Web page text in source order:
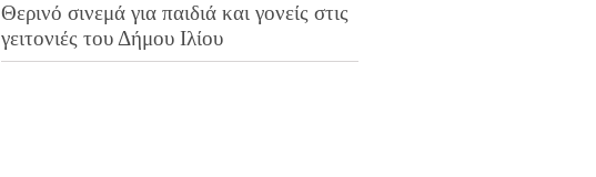
Θερινό σινεμά για παιδιά και γονείς στις
γειτονιές του Δήμου Ιλίου